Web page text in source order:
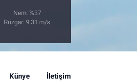
Nem: %37
Rüzgar: 9.31 m/s
Künye İletişim